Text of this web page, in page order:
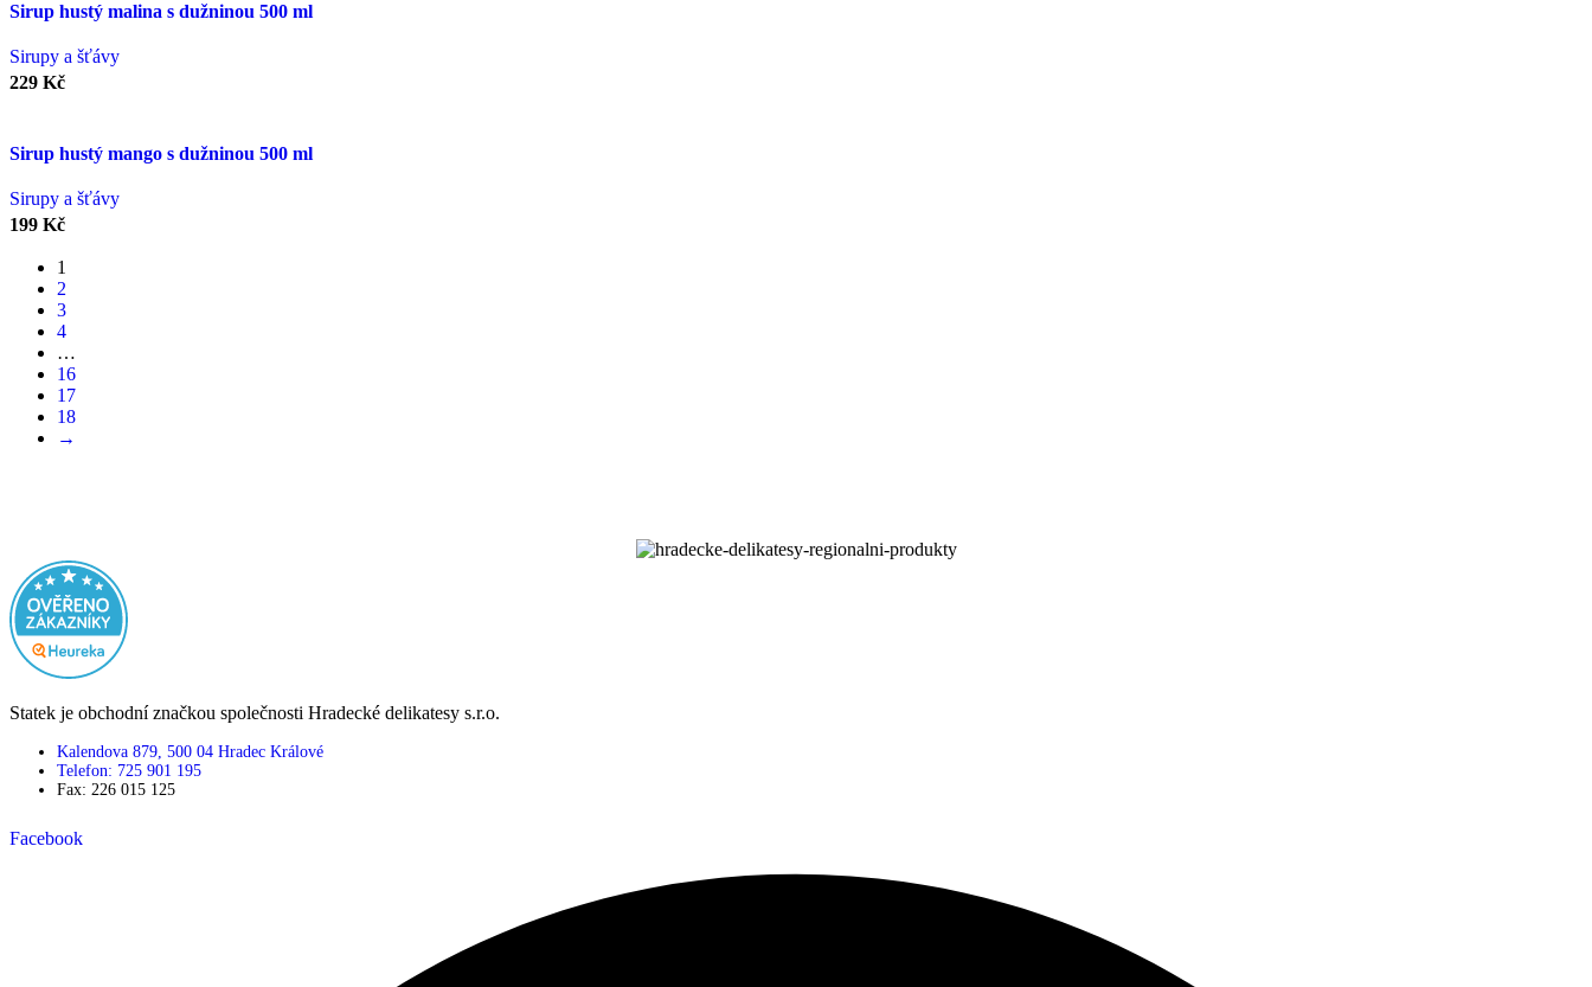
Sirup hustý malina s dužninou 500 ml
Sirupy a šťávy
229 Kč
Sirup hustý mango s dužninou 500 ml
Sirupy a šťávy
199 Kč
1
2
3
4
…
16
17
18
→
Statek je obchodní značkou společnosti Hradecké delikatesy s.r.o.
Kalendova 879, 500 04 Hradec Králové
Telefon: 725 901 195
Fax: 226 015 125
Facebook